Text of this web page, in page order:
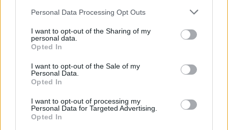
Personal Data Processing Opt Outs
I want to opt-out of the Sharing of my
personal data.
Opted In
I want to opt-out of the Sale of my
Personal Data.
Opted In
I want to opt-out of processing my
Personal Data for Targeted Advertising.
Opted In
Banca del Mezzogiorno MedioCredito Centrale S.p.A.
160.000 euro
2025-11-27
privi di occupazione e beneficiari dell'assicurazione
sociale per l'im
833 euro
2025-10-01